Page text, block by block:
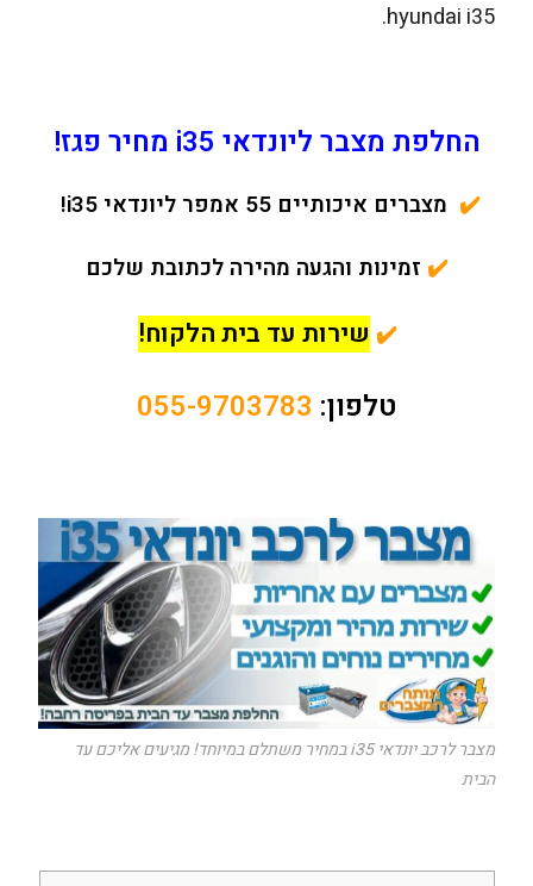
hyundai i35.
החלפת מצבר ליונדאי i35 מחיר פגז!
✔️ מצברים איכותיים 55 אמפר ליונדאי i35!
✔️ זמינות והגעה מהירה לכתובת שלכם
✔️ שירות עד בית הלקוח!
טלפון: 055-9703783
מצבר לרכב יונדאי i35 במחיר משתלם במיוחד! מגיעים אליכם עד
הבית